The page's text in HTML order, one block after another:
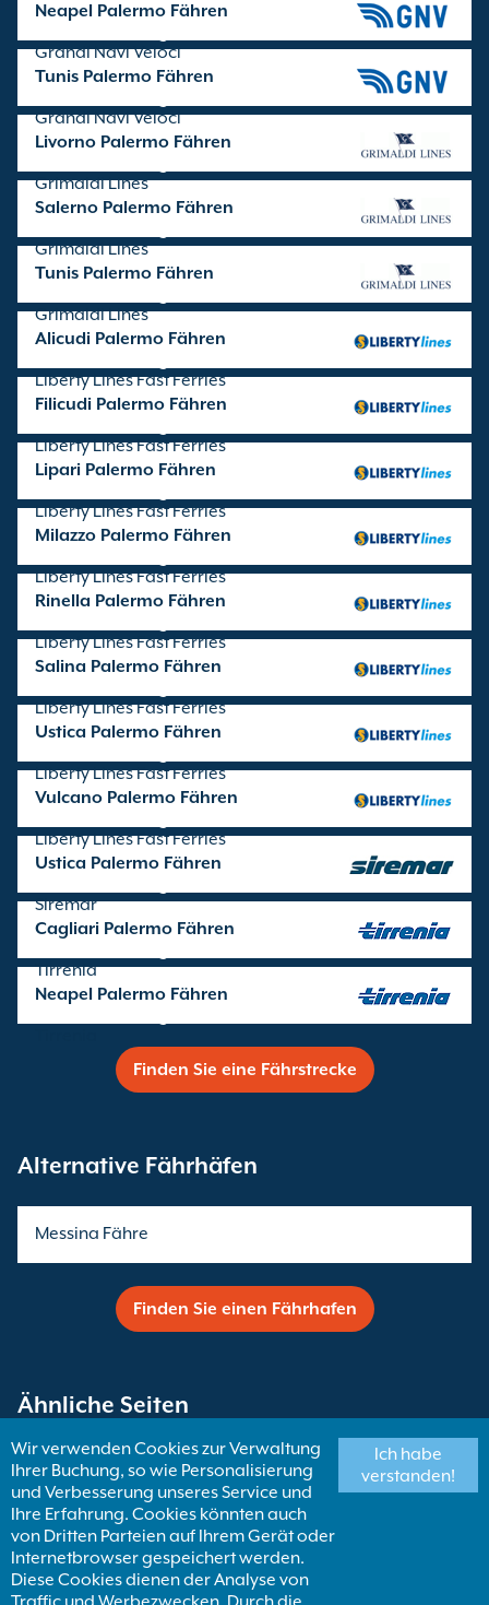
Neapel Palermo Fähren
Grandi Navi Veloci
Tunis Palermo Fähren
Grandi Navi Veloci
Livorno Palermo Fähren
Grimaldi Lines
Salerno Palermo Fähren
Grimaldi Lines
Tunis Palermo Fähren
Grimaldi Lines
Alicudi Palermo Fähren
Liberty Lines Fast Ferries
Filicudi Palermo Fähren
Liberty Lines Fast Ferries
Lipari Palermo Fähren
Liberty Lines Fast Ferries
Milazzo Palermo Fähren
Liberty Lines Fast Ferries
Rinella Palermo Fähren
Liberty Lines Fast Ferries
Salina Palermo Fähren
Liberty Lines Fast Ferries
Ustica Palermo Fähren
Liberty Lines Fast Ferries
Vulcano Palermo Fähren
Liberty Lines Fast Ferries
Ustica Palermo Fähren
Siremar
Cagliari Palermo Fähren
Tirrenia
Neapel Palermo Fähren
Finden Sie eine Fährstrecke
Alternative Fährhäfen
Messina Fähre
Finden Sie einen Fährhafen
Ähnliche Seiten
Fähren nach Sizilien
Palermo Fähren
Wir verwenden Cookies zur Verwaltung
Ihrer Buchung, so wie Personalisierung
und Verbesserung unseres Service und
Ihre Erfahrung. Cookies könnten auch
von Dritten Parteien auf Ihrem Gerät oder
Internetbrowser gespeichert werden.
Diese Cookies dienen der Analyse von
Ich habe
verstanden!